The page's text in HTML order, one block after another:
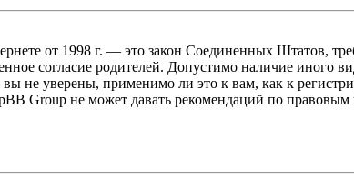
от 1998 г. — это закон Соединенных Штатов,
согласие родителей. Допустимо наличие иного
не уверены, применимо ли это к вам, как к
Group не может давать рекомендаций по правовым